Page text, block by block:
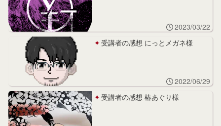
2023/03/22
受講者の感想 にっとメガネ様
2022/06/29
受講者の感想 椿あぐり様